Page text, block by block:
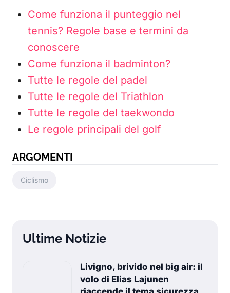
Come funziona il punteggio nel
tennis? Regole base e termini da
conoscere
Come funziona il badminton?
Tutte le regole del padel
Tutte le regole del Triathlon
Tutte le regole del taekwondo
Le regole principali del golf
ARGOMENTI
Ciclismo
Ultime Notizie
Livigno, brivido nel big air: il
volo di Elias Lajunen